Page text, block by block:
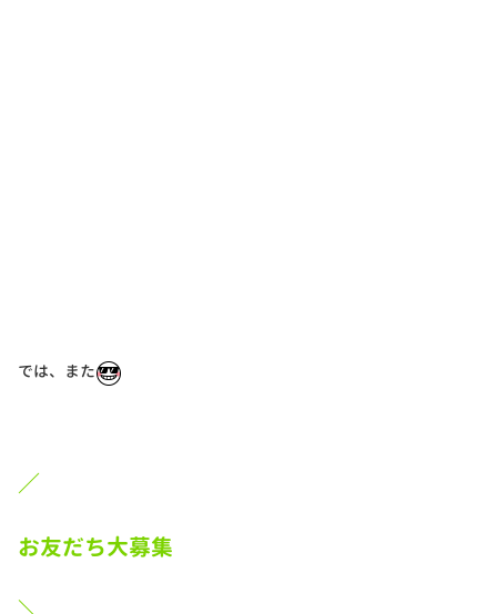
では、また
／
お友だち大募集